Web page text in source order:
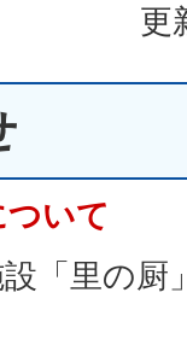
更
いて
「里の厨